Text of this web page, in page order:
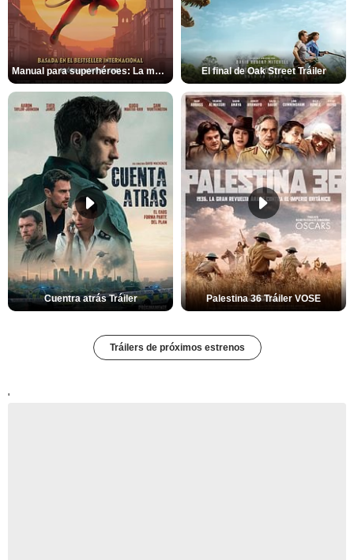
Manual para superhéroes: La máscara roja Tráiler El final de Oak Street Tráiler
Cuentra atrás Tráiler Palestina 36 Tráiler VOSE
Tráilers de próximos estrenos
'